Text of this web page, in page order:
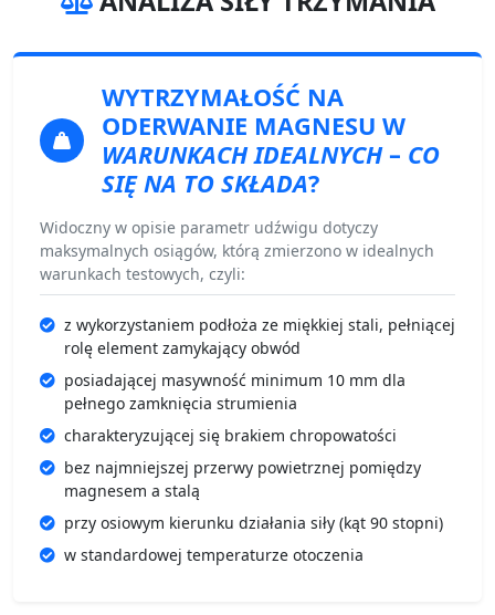
WYTRZYMAŁOŚĆ NA
ODERWANIE MAGNESU W
WARUNKACH IDEALNYCH– CO
SIĘ NA TO SKŁADA?
Widoczny w opisie parametr udźwigu dotyczy
maksymalnych osiągów, którą zmierzono w idealnych
warunkach testowych, czyli:
z wykorzystaniem podłoża ze miękkiej stali, pełniącej
rolę element zamykający obwód
posiadającej masywność minimum 10 mm dla
pełnego zamknięcia strumienia
charakteryzującej się brakiem chropowatości
bez najmniejszej przerwy powietrznej pomiędzy
magnesem a stalą
przy osiowym kierunku działania siły (kąt 90 stopni)
w standardowej temperaturze otoczenia